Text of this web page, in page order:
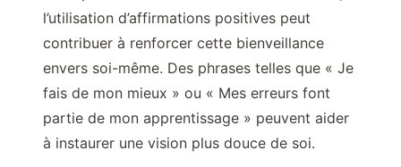
l’utilisation d’affirmations positives peut
contribuer à renforcer cette bienveillance
envers soi-même. Des phrases telles que « Je
fais de mon mieux » ou « Mes erreurs font
partie de mon apprentissage » peuvent aider
à instaurer une vision plus douce de soi.